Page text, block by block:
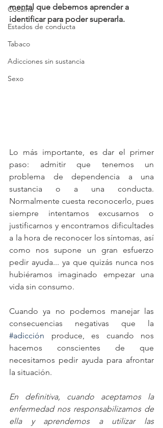
Cocaina
Estados de conducta
Tabaco
Adicciones sin sustancia
Sexo
mental que debemos aprender a
identificar para poder superarla.
Lo más importante, es dar el primer
paso: admitir que tenemos un
problema de dependencia a una
sustancia o a una conducta.
Normalmente cuesta reconocerlo, pues
siempre intentamos excusarnos o
justificarnos y encontramos dificultades
a la hora de reconocer los síntomas, así
como nos supone un gran esfuerzo
pedir ayuda... ya que quizás nunca nos
hubiéramos imaginado empezar una
vida sin consumo.
Cuando ya no podemos manejar las
#adicción produce, es cuando nos
hacemos conscientes de que
necesitamos pedir ayuda para afrontar
la situación.
En definitiva, cuando aceptamos la
enfermedad nos responsabilizamos de
ella y aprendemos a utilizar las